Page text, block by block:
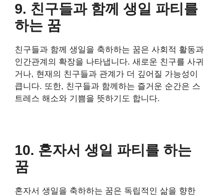
9. 친구들과 함께 생일 파티를
하는 꿈
친구들과 함께 생일을 축하하는 꿈은 사회적 활동과
인간관계의 확장을 나타냅니다. 새로운 친구를 사귀
거나, 현재의 친구들과 관계가 더 깊어질 가능성이
큽니다. 또한, 친구들과 함께하는 즐거운 순간은 스
트레스 해소와 기쁨을 뜻하기도 합니다.
10. 혼자서 생일 파티를 하는
꿈
혼자서 생일을 축하하는 꿈은 독립적인 삶을 향한